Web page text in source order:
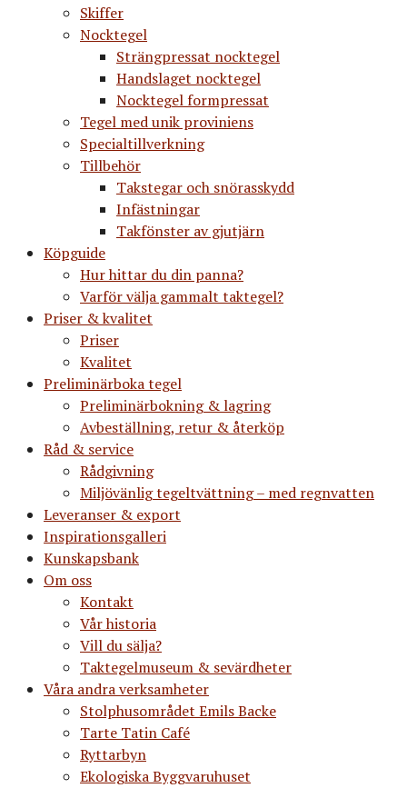
Skiffer
Nocktegel
Strängpressat nocktegel
Handslaget nocktegel
Nocktegel formpressat
Tegel med unik proviniens
Specialtillverkning
Tillbehör
Takstegar och snörasskydd
Infästningar
Takfönster av gjutjärn
Köpguide
Hur hittar du din panna?
Varför välja gammalt taktegel?
Priser & kvalitet
Priser
Kvalitet
Preliminärboka tegel
Preliminärbokning & lagring
Avbeställning, retur & återköp
Råd & service
Rådgivning
Miljövänlig tegeltvättning – med regnvatten
Leveranser & export
Inspirationsgalleri
Kunskapsbank
Om oss
Kontakt
Vår historia
Vill du sälja?
Taktegelmuseum & sevärdheter
Våra andra verksamheter
Stolphusområdet Emils Backe
Tarte Tatin Café
Ryttarbyn
Ekologiska Byggvaruhuset